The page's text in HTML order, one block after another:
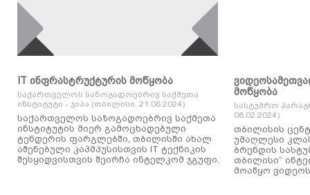
IT ინფრასტრუქტურის მოწყობა
საქართველოს საზოგადოებრივ საქმეთა
ინსტიტუტი - ჯიპა (თბილისი, 21.06.2024)
საქართველოს საზოგადოებრივ საქმეთა
ინსტიტუტის მიერ გამოცხადებული
ტენდერის ფარგლებში, თბილისში ახალ
აშენებული კაპმპუსისთვის IT ტექნიკის
შესყიდვისთვის შეირჩა ინტელკომ ჯგუფი.
მოწყობა
სასტუმრო
08.02.2024)
თბილისის
უმაღლესი
ბრენდის
თბილისი“
მოაწყო